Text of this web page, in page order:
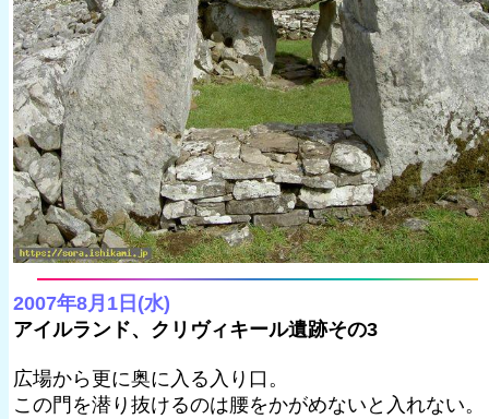
2007年8月1日(水)
アイルランド、クリヴィキール遺跡その3
広場から更に奥に入る入り口。
この門を潜り抜けるのは腰をかがめないと入れない。